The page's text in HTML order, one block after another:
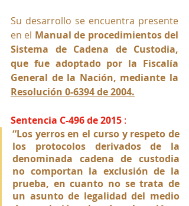
Su desarrollo se encuentra presente
en el Manual de procedimientos del
Sistema de Cadena de Custodia,
que fue adoptado por la Fiscalía
General de la Nación, mediante la
Resolución 0-6394 de 2004.
Sentencia C-496 de 2015 :
“Los yerros en el curso y respeto de
los protocolos derivados de la
denominada cadena de custodia
no comportan la exclusión de la
prueba, en cuanto no se trata de
un asunto de legalidad del medio